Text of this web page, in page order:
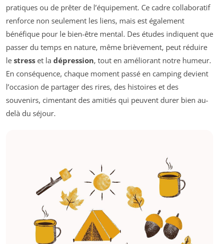
pratiques ou de prêter de l’équipement. Ce cadre collaboratif
renforce non seulement les liens, mais est également
bénéfique pour le bien-être mental. Des études indiquent que
passer du temps en nature, même brièvement, peut réduire
le stress et la dépression, tout en améliorant notre humeur.
En conséquence, chaque moment passé en camping devient
l’occasion de partager des rires, des histoires et des
souvenirs, cimentant des amitiés qui peuvent durer bien au-
delà du séjour.